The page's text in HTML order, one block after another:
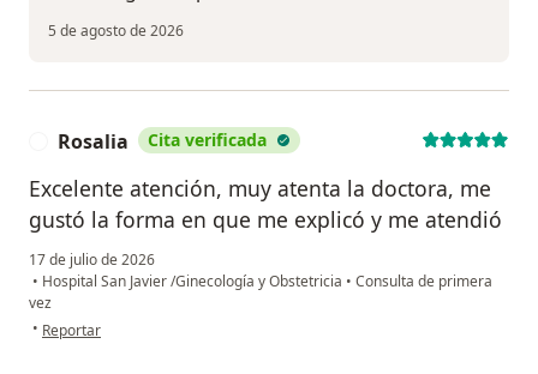
5 de agosto de 2026
Rosalia Cita verificada
Excelente atención, muy atenta la doctora, me
gustó la forma en que me explicó y me atendió
17 de julio de 2026
• Hospital San Javier /Ginecología y Obstetricia • Consulta de primera
vez
• en opinión del usuario Rosalia
Reportar